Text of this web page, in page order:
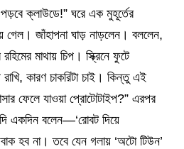
ক্লাউডে!” ঘরে এক মুহূর্তের
গেল। জাঁহাপনা ঘাড় নাড়লেন। বললেন,
মাথায় চিপ। স্ক্রিনে ফুটে
রাখি, কারণ চাকরিটা চাই। কিন্তু এই
ফেলে যাওয়া প্রোটোটাইপ?” এরপর
একদিন বলেন—‘রোবট দিয়ে
হব না। তবে যেন গলায় ‘অটো টিউন’